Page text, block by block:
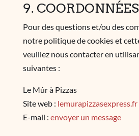
9. COORDONNÉES
Pour des questions et/ou des
notre politique de cookies et
veuillez nous contacter en
suivantes :
Le Mûr à Pizzas
Site web : lemurapizzasexpress.fr
E-mail : envoyer un message